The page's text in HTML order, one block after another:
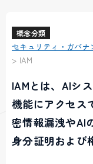
概念分類
セキュリティ・ガバナ
> IAM
IAMとは、AIシ
機能にアクセス
密情報漏洩やAI
身分証明および